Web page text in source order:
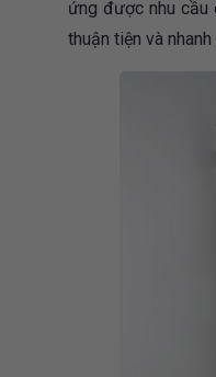
ứng được nhu cầu
thuận tiện và nhanh